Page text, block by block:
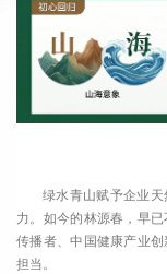
绿水青山赋予企业
力。如今的林源春，早
传播者、中国健康产业
担当。